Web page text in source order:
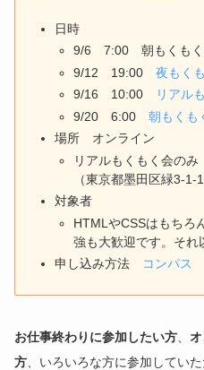
日時
9/6 7:00 朝もくもく
9/12 19:00夜もく
9/16 10:00
リアル
9/20 6:00朝もくも
場所 オンライン
リアルもくもく会の
（東京都墨田区緑3-1-
対象者
HTMLやCSSはもちろ
強も大歓迎です。それ
申し込み方法
コンパス
お仕事終わりに参加したい方 、
方 、いろいろな方に参加してい